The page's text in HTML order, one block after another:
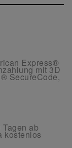
Express®
mit 3D
SecureCode,
ab
kostenlos